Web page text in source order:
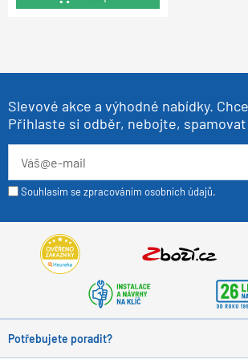
Slevové akce a výhodné nabídky.
Přihlaste si odběr, nebojte,
Souhlasím se zpracováním osobních údajů.
Potřebujete poradit?